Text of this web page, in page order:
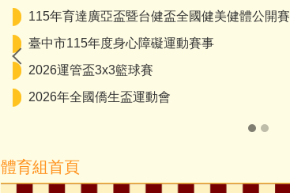
115年育達廣亞盃暨台健盃全國健美健體公開賽
臺中市115年度身心障礙運動賽事
2026運管盃3x3籃球賽
2026年全國僑生盃運動會
體育組首頁